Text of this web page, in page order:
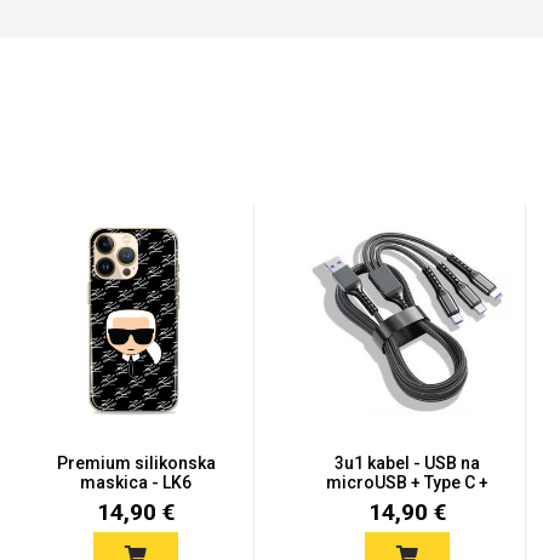
Premium silikonska
maskica - LK6
14,90 €
3u1 kabel - USB na
microUSB + Type C +
Lightni...
14,90 €